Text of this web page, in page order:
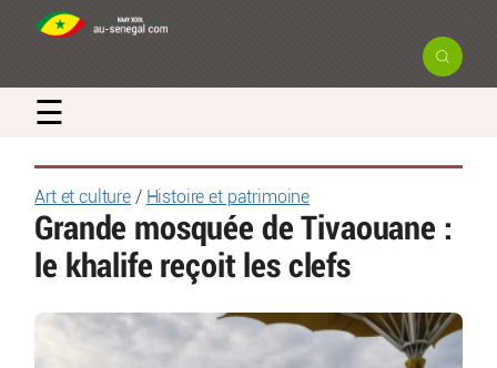
☰
Art et culture / Histoire et patrimoine
Grande mosquée de Tivaouane :
le khalife reçoit les clefs